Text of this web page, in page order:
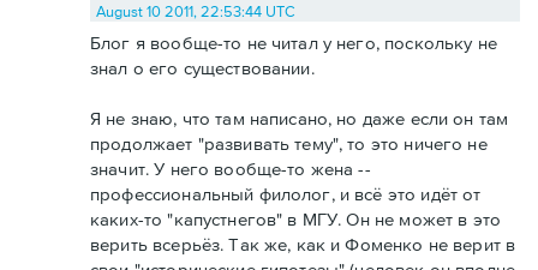
August 10 2011, 22:53:44 UTC
Блог я вообще-то не читал у него, поскольку не
знал о его существовании.
Я не знаю, что там написано, но даже если он там
продолжает "развивать тему", то это ничего не
значит. У него вообще-то жена --
профессиональный филолог, и всё это идёт от
каких-то "капустнегов" в МГУ. Он не может в это
верить всерьёз. Так же, как и Фоменко не верит в